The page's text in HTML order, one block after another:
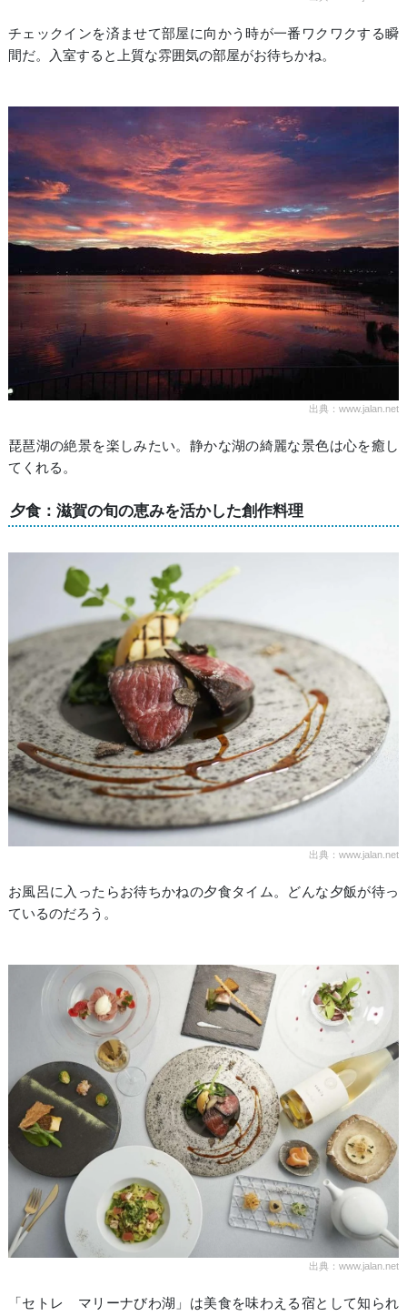
チェックインを済ませて部屋に向かう時が一番ワクワクする瞬
間だ。入室すると上質な雰囲気の部屋がお待ちかね。
出典：www.jalan.net
琵琶湖の絶景を楽しみたい。静かな湖の綺麗な景色は心を癒し
てくれる。
夕食：滋賀の旬の恵みを活かした創作料理
出典：www.jalan.net
お風呂に入ったらお待ちかねの夕食タイム。どんな夕飯が待っ
ているのだろう。
出典：www.jalan.net
「セトレ マリーナびわ湖」は美食を味わえる宿として知られ